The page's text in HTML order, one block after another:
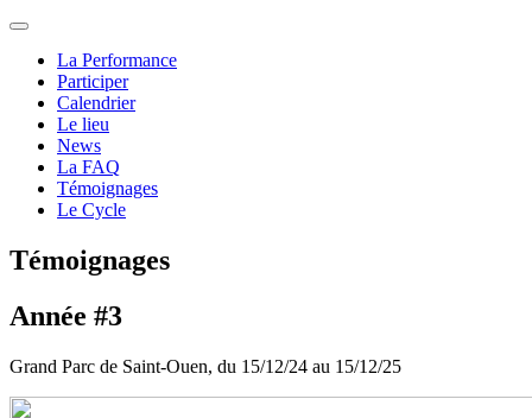
La Performance
Participer
Calendrier
Le lieu
News
La FAQ
Témoignages
Le Cycle
Témoignages
Année #3
Grand Parc de Saint-Ouen, du 15/12/24 au 15/12/25